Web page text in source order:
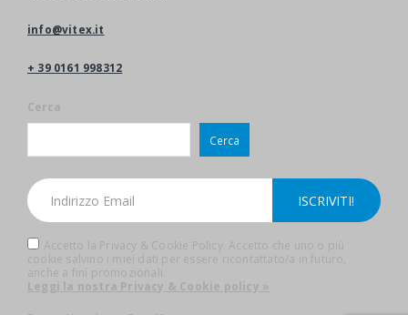
info@vitex.it
+ 39 0161 998312
Cerca
Cerca
Accetto la Privacy & Cookie Policy. Accetto che uno o più
cookie salvino i miei dati per essere ricontattato/a in futuro,
anche a fini promozionali.
Leggi la nostra Privacy & Cookie policy »